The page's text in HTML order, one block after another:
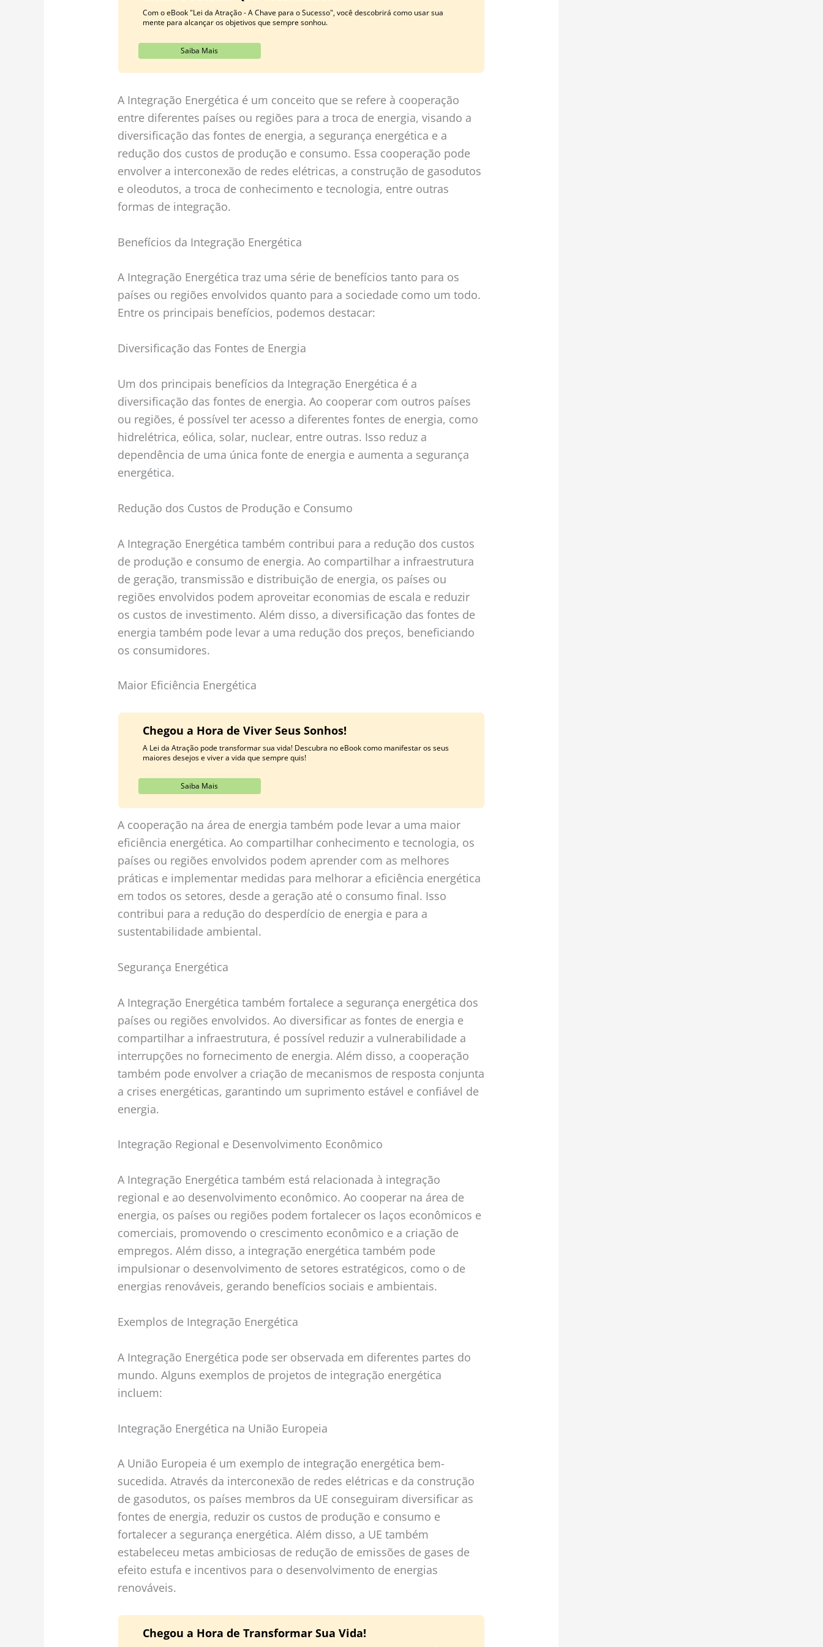
Com o eBook "Lei da Atração - A Chave para o Sucesso", você descobrirá como usar sua
mente para alcançar os objetivos que sempre sonhou.
Saiba Mais
A Integração Energética é um conceito que se refere à cooperação
entre diferentes países ou regiões para a troca de energia, visando a
diversificação das fontes de energia, a segurança energética e a
redução dos custos de produção e consumo. Essa cooperação pode
envolver a interconexão de redes elétricas, a construção de gasodutos
e oleodutos, a troca de conhecimento e tecnologia, entre outras
formas de integração.
Benefícios da Integração Energética
A Integração Energética traz uma série de benefícios tanto para os
países ou regiões envolvidos quanto para a sociedade como um todo.
Entre os principais benefícios, podemos destacar:
Diversificação das Fontes de Energia
Um dos principais benefícios da Integração Energética é a
diversificação das fontes de energia. Ao cooperar com outros países
ou regiões, é possível ter acesso a diferentes fontes de energia, como
hidrelétrica, eólica, solar, nuclear, entre outras. Isso reduz a
dependência de uma única fonte de energia e aumenta a segurança
energética.
Redução dos Custos de Produção e Consumo
A Integração Energética também contribui para a redução dos custos
de produção e consumo de energia. Ao compartilhar a infraestrutura
de geração, transmissão e distribuição de energia, os países ou
regiões envolvidos podem aproveitar economias de escala e reduzir
os custos de investimento. Além disso, a diversificação das fontes de
energia também pode levar a uma redução dos preços, beneficiando
os consumidores.
Maior Eficiência Energética
Chegou a Hora de Viver Seus Sonhos!
A Lei da Atração pode transformar sua vida! Descubra no eBook como manifestar os seus
maiores desejos e viver a vida que sempre quis!
Saiba Mais
A cooperação na área de energia também pode levar a uma maior
eficiência energética. Ao compartilhar conhecimento e tecnologia, os
países ou regiões envolvidos podem aprender com as melhores
práticas e implementar medidas para melhorar a eficiência energética
em todos os setores, desde a geração até o consumo final. Isso
contribui para a redução do desperdício de energia e para a
sustentabilidade ambiental.
Segurança Energética
A Integração Energética também fortalece a segurança energética dos
países ou regiões envolvidos. Ao diversificar as fontes de energia e
compartilhar a infraestrutura, é possível reduzir a vulnerabilidade a
interrupções no fornecimento de energia. Além disso, a cooperação
também pode envolver a criação de mecanismos de resposta conjunta
a crises energéticas, garantindo um suprimento estável e confiável de
energia.
Integração Regional e Desenvolvimento Econômico
A Integração Energética também está relacionada à integração
regional e ao desenvolvimento econômico. Ao cooperar na área de
energia, os países ou regiões podem fortalecer os laços econômicos e
comerciais, promovendo o crescimento econômico e a criação de
empregos. Além disso, a integração energética também pode
impulsionar o desenvolvimento de setores estratégicos, como o de
energias renováveis, gerando benefícios sociais e ambientais.
Exemplos de Integração Energética
A Integração Energética pode ser observada em diferentes partes do
mundo. Alguns exemplos de projetos de integração energética
incluem:
Integração Energética na União Europeia
A União Europeia é um exemplo de integração energética bem-
sucedida. Através da interconexão de redes elétricas e da construção
de gasodutos, os países membros da UE conseguiram diversificar as
fontes de energia, reduzir os custos de produção e consumo e
fortalecer a segurança energética. Além disso, a UE também
estabeleceu metas ambiciosas de redução de emissões de gases de
efeito estufa e incentivos para o desenvolvimento de energias
renováveis.
Chegou a Hora de Transformar Sua Vida!